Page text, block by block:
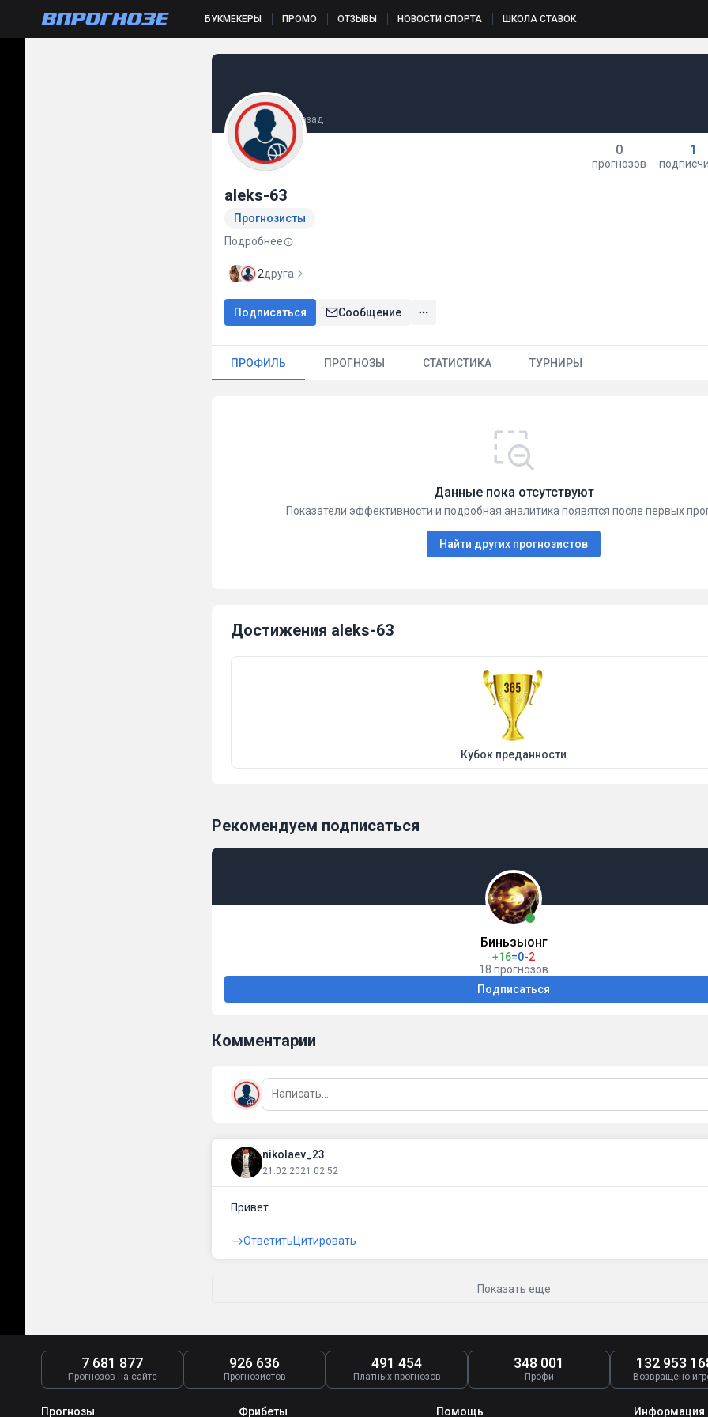
БУКМЕКЕРЫ ПРОМО ОТЗЫВЫ НОВОСТИ СПОРТА ШКОЛА СТАВОК
Был(а) 2 часа назад
0
прогнозов
1
aleks-63
Прогнозисты
Подробнее
2друга
Подписаться Сообщение
ПРОФИЛЬ ПРОГНОЗЫ СТАТИСТИКА ТУРНИРЫ
Данные пока отсутствуют
Показатели эффективности и подробная аналитика появятся после первых
Найти других прогнозистов
Достижения aleks-63
Кубок преданности
Рекомендуем подписаться
Биньзыонг
+16=0-2
18 прогнозов
Подписаться
Комментарии
nikolaev_23
21.02.2021 02:52
Привет
ОтветитьЦитировать
Показать еще
7 681 877
Прогнозов на сайте
926 636
Прогнозистов
491 454
Платных прогнозов
348 001
Профи
132 953
Возвращено
Прогнозы Фрибеты Помощь Информация